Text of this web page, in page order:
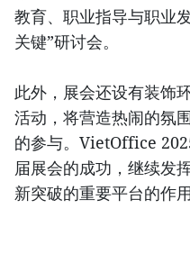
教育、职业指导与职
关键”研讨会。
此外，展会还设有装饰
活动，将营造热闹的氛
的参与。VietOffice
届展会的成功，继续发
新突破的重要平台的作